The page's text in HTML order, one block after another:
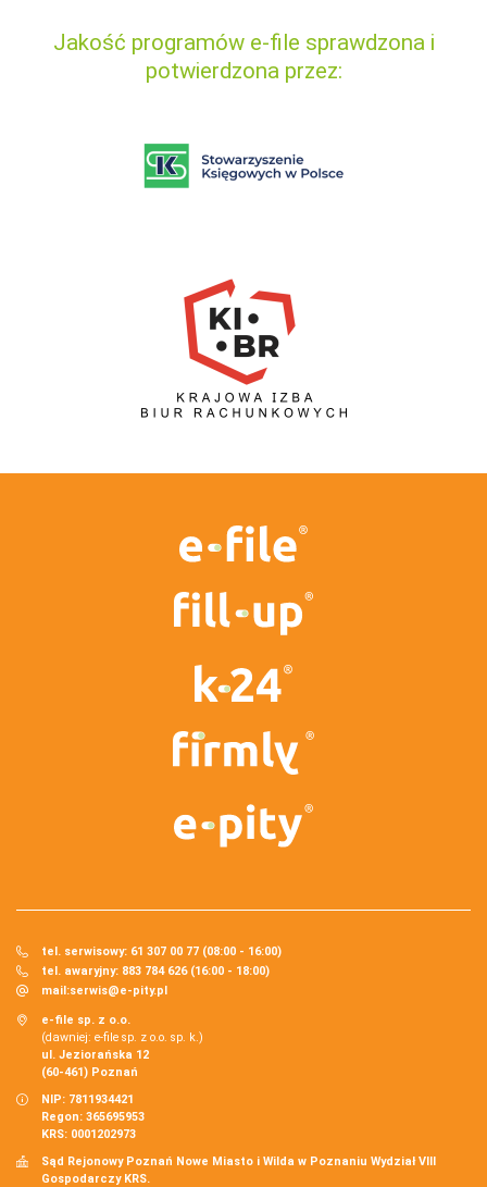
Jakość programów e-file sprawdzona i
potwierdzona przez:
tel. serwisowy: 61 307 00 77 (08:00 - 16:00)
tel. awaryjny: 883 784 626 (16:00 - 18:00)
mail:serwis@e-pity.pl
e-file sp. z o.o.
(dawniej: e-file sp. z o.o. sp. k.)
ul. Jeziorańska 12
(60-461) Poznań
NIP: 7811934421
Regon: 365695953
KRS: 0001202973
Sąd Rejonowy Poznań Nowe Miasto i Wilda w Poznaniu Wydział VIII
Gospodarczy KRS.